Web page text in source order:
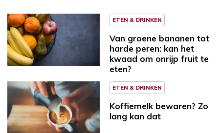
ETEN & DRINKEN
Van groene bananen tot
harde peren: kan het
kwaad om onrijp fruit te
eten?
ETEN & DRINKEN
Koffiemelk bewaren? Zo
lang kan dat